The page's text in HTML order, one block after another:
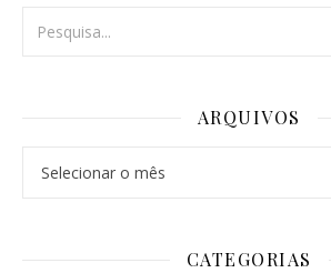
ARQUIVOS
CATEGORIAS